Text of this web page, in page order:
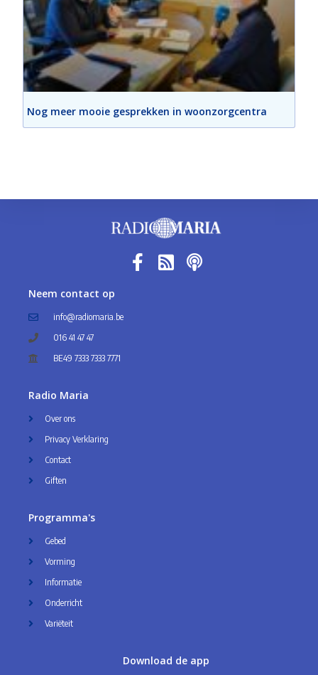
Nog meer mooie gesprekken in woonzorgcentra
Neem contact op
info@radiomaria.be
016 41 47 47
BE49 7333 7333 7771
Radio Maria
Over ons
Privacy Verklaring
Contact
Giften
Programma's
Gebed
Vorming
Informatie
Onderricht
Variëteit
Download de app